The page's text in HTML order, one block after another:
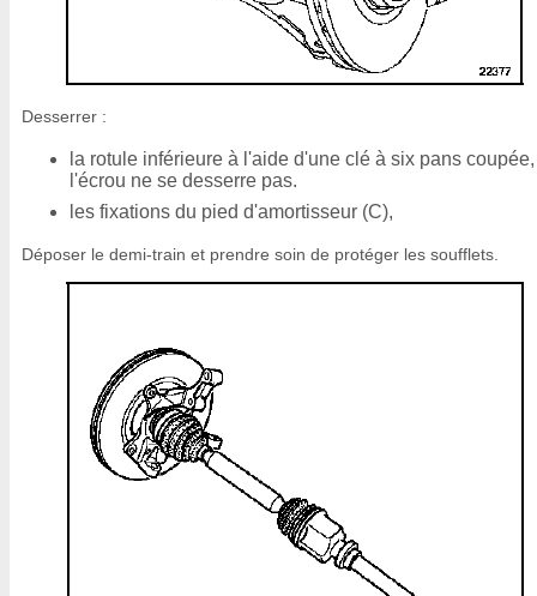
Desserrer :
la rotule inférieure à l'aide d'une clé à six pans
l'écrou ne se desserre pas.
les fixations du pied d'amortisseur (C),
Déposer le demi-train et prendre soin de protéger les soufflets.